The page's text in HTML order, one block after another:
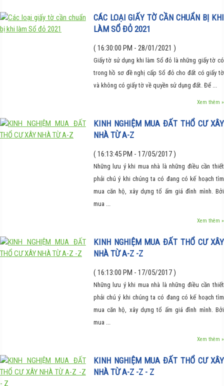
CÁC LOẠI GIẤY TỜ CẦN CHUẨN BỊ KHI
LÀM SỔ ĐỎ 2021
( 16:30:00 PM - 28/01/2021 )
Giấy tờ sử dụng khi làm Sổ đỏ là những giấy tờ có
trong hồ sơ đề nghị cấp Sổ đỏ cho đất có giấy tờ
và không có giấy tờ về quyền sử dụng đất. Để ...
Xem thêm »
KINH NGHIỆM MUA ĐẤT THỔ CƯ XÂY
NHÀ TỪ A-Z
( 16:13:45 PM - 17/05/2017 )
Những lưu ý khi mua nhà là những điều cần thiết
phải chú ý khi chúng ta có đang có kế hoạch tìm
mua căn hộ, xây dựng tổ ấm giá đình mình. Bởi
mua ...
Xem thêm »
KINH NGHIỆM MUA ĐẤT THỔ CƯ XÂY
NHÀ TỪ A-Z -Z
( 16:13:00 PM - 17/05/2017 )
Những lưu ý khi mua nhà là những điều cần thiết
phải chú ý khi chúng ta có đang có kế hoạch tìm
mua căn hộ, xây dựng tổ ấm giá đình mình. Bởi
mua ...
Xem thêm »
KINH NGHIỆM MUA ĐẤT THỔ CƯ XÂY
NHÀ TỪ A-Z -Z - Z